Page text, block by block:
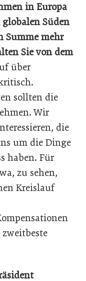
in Europa
Süden
Summe mehr
Sie von dem
über
sollten die
Wir
die
um die Dinge
haben. Für
zu sehen,
Kreislauf